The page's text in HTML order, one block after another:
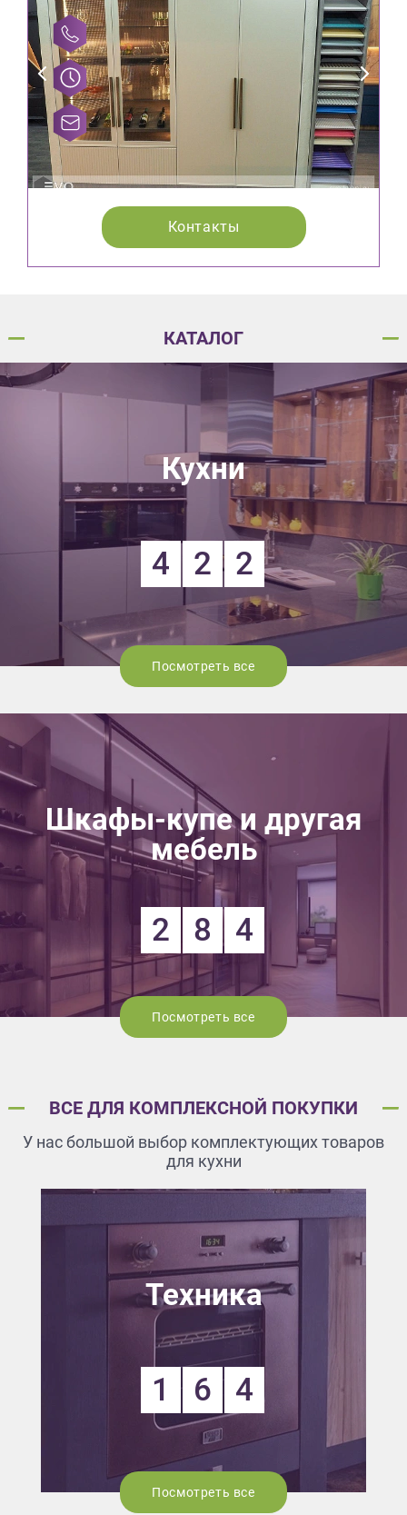
Контакты
КАТАЛОГ
Кухни
4 2 2
Посмотреть все
Шкафы-купе и другая
мебель
2 8 4
Посмотреть все
ВСЕ ДЛЯ КОМПЛЕКСНОЙ ПОКУПКИ
У нас большой выбор комплектующих товаров
для кухни
Техника
1 6 4
Посмотреть все